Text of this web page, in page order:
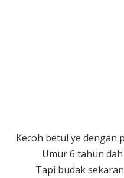
Kecoh betul ye dengan
Umur 6 tahun
Tapi budak